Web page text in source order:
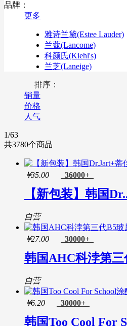
品牌：
更多
雅诗兰黛(Estee Lauder)
兰蔻(Lancome)
科颜氏(Kiehl's)
兰芝(Laneige)
资生堂(Shiseido)
芳芯(Femfresh)
三只眼(3CE)
娇兰(Guerlain)
阿玛尼(Armani)
衰败城市(Urban Decay)
纪梵希(Givenchy)
圣罗兰(YSL)
芭比波朗(Bobbi Brown)
菲诗小铺(The Face Shop)
伊丽莎白雅顿(Elizabeth
排序：
销量
价格
人气
1/63
共3780个商品
￥35.00 36000+
【新包装】韩国
自营
￥27.00 30000+
韩国AHC科浡第
自营
￥6.20 30000+
韩国Too Cool For